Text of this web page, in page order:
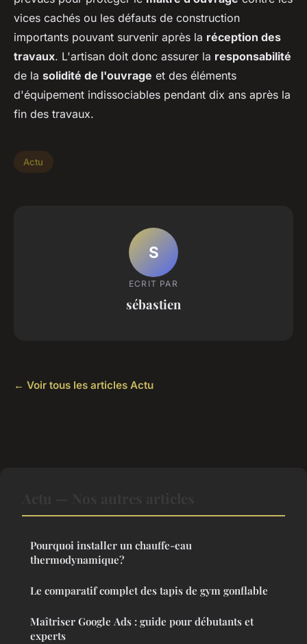
vices cachés ou les défauts de construction
importants pouvant survenir après la réception des
travaux. L'artisan doit donc assurer la responsabilité
de la solidité de l'ouvrage et des éléments
d'équipement indissociables pendant dix ans après la
fin des travaux.
Actu
S
ECRIT PAR
sébastien
← Voir tous les articles Actu
Pourquoi installer un chauffe-eau
thermodynamique?
Le comparatif complet des tapis de gym gonflable
Maîtriser Google Ads : guide pour débutants et
experts